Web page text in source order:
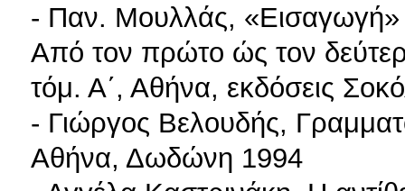
- Παν. Μουλλάς, «Εισαγωγή»
Aπό τον πρώτο ώς τον
τόμ. Α΄, Αθήνα, εκδόσεις
- Γιώργος Βελουδής,
Αθήνα, Δωδώνη 1994